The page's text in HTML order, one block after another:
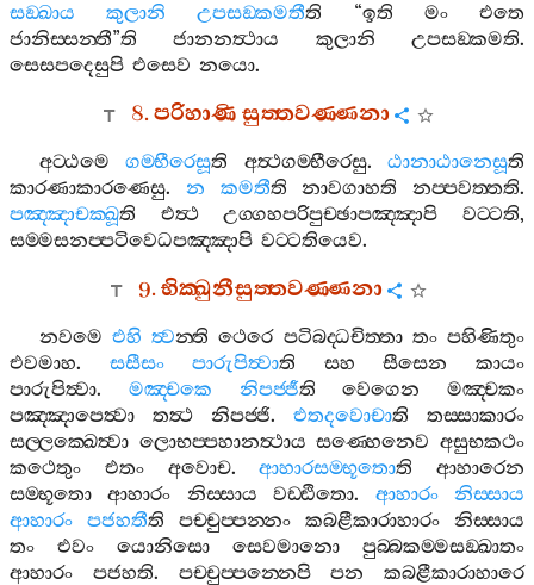
සඞ‍්ඛාය
කුලානි උපසඞ‍්කමතීති “ඉති මං
එතෙ
ජානිස‍්සන‍්තී”ති ජානනත්‍ථාය කුලානි උපසඞ‍්කමති.
සෙසපදෙසුපි එසෙව නයො.
8.පරිහාණිසුත‍්තවණ‍්ණනා
අට‍්ඨමෙ ගම‍්භීරෙසූති අත්‍ථගම‍්භීරෙසු.ඨානාඨානෙසූති
කාරණාකාරණෙසු. න කමතීති නාවගාහති නප‍්පවත‍්තති.
පඤ‍්ඤාචක‍්ඛූති එත්‍ථ උග‍්ගහපරිපුච‍්ඡාපඤ‍්ඤාපි වට‍්ටති,
සම‍්මසනප‍්පටිවෙධපඤ‍්ඤාපි වට‍්ටතියෙව.
9.භික‍්ඛුනීසුත‍්තවණ‍්ණනා
නවමෙ එහි ත්‍වන‍්ති ථෙරෙ පටිබද‍්ධචිත‍්තා තං පහිණිතුං
එවමාහ. සසීසං පාරුපිත්‍වාති සහ සීසෙන
කායං
පාරුපිත්‍වා. මඤ‍්චකෙ නිපජ‍්ජීති වෙගෙන
මඤ‍්චකං
පඤ‍්ඤාපෙත්‍වා
තත්‍ථ නිපජ‍්ජි. එතදවොචාති
තස‍්සාකාරං
සල‍්ලක‍්ඛෙත්‍වා ලොභප‍්පහානත්‍ථාය සණ‍්හෙනෙව අසුභකථං
කථෙතුං
එතං අවොච.ආහාරසම‍්භූතොති
ආහාරෙන
සම‍්භූතො
ආහාරං නිස‍්සාය වඩ‍්ඪිතො. ආහාරං
නිස‍්සාය
ආහාරං
පජහතීති පච‍්චුප‍්පන‍්නං කබළීකාරාහාරං
නිස‍්සාය
තං
එවං යොනිසො සෙවමානො
පුබ‍්බකම‍්මසඞ‍්ඛාතං
ආහාරං
පජහති. පච‍්චුප‍්පන‍්නෙපි පන
කබළීකාරාහාරෙ